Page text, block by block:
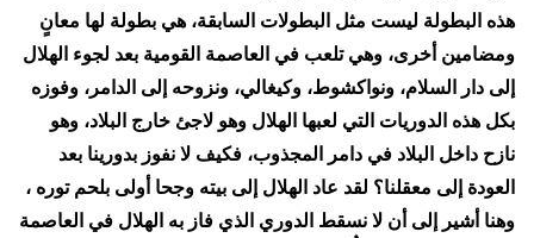
​هذه البطولة ليست مثل البطولات السابقة، هي بطولة لها معانٍ
ومضامين أخرى، وهي تلعب في العاصمة القومية بعد لجوء الهلال
إلى دار السلام، ونواكشوط، وكيغالي، ونزوحه إلى الدامر، وفوزه
بكل هذه الدوريات التي لعبها الهلال وهو لاجئ خارج البلاد، وهو
نازح داخل البلاد في دامر المجذوب، فكيف لا نفوز بدورينا بعد
العودة إلى معقلنا؟ لقد عاد الهلال إلى بيته وجحا أولى بلحم توره ،
وهنا أشير إلى أن لا نسقط الدوري الذي فاز به الهلال في العاصمة